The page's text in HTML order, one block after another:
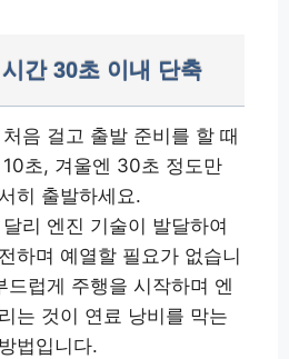
간 30초 이내 단축
음 걸고 출발 준비를 할 때
초, 겨울엔 30초 정도만
히 출발하세요.
리 엔진 기술이 발달하여
하며 예열할 필요가 없습니
드럽게 주행을 시작하며 엔
는 것이 연료 낭비를 막는
법입니다.